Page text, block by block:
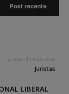
Post recente
2 anos, 4 meses atrás
Juristas
LIBERAL